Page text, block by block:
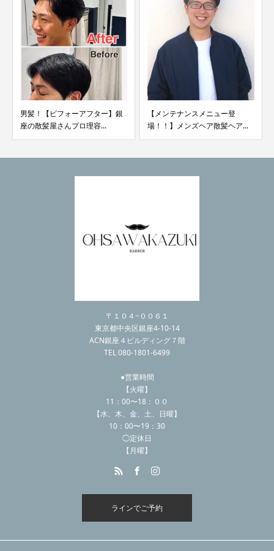
男髪！【ビフォーアフター】銀
座の散髪屋さんプロ理容...
【メンテナンスメニュー登
場！！】メンズヘア散髪ヘア...
〒１０４−００６１
東京都中央区銀座4-10-14
ACN銀座４ビルディング７階
TEL 080-1801-6499
●営業時間
【火曜】
11：00〜18：００
【水、木、金、土、日曜】
10：00〜19：30
◯定休日
【月曜】
ラインでご予約